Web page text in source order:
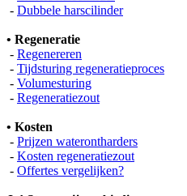
- Dubbele harscilinder
• Regeneratie
- Regenereren
- Tijdsturing regeneratieproces
- Volumesturing
- Regeneratiezout
• Kosten
- Prijzen waterontharders
- Kosten regeneratiezout
- Offertes vergelijken?